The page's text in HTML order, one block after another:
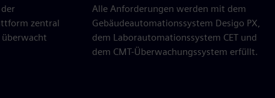
zentral
Alle Anforderungen werden mit dem
Gebäudeautomationssystem Desigo PX,
dem Laborautomationssystem CET und
dem CMT-Überwachungssystem erfüllt.